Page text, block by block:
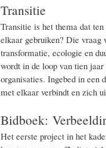
Transitie
Transitie is het thema dat
elkaar gebruiken? Die vraag
transformatie, ecologie en
wordt in de loop van tien
organisaties. Ingebed in een
met elkaar verbindt en zich
Bidboek:
Het eerste project in het